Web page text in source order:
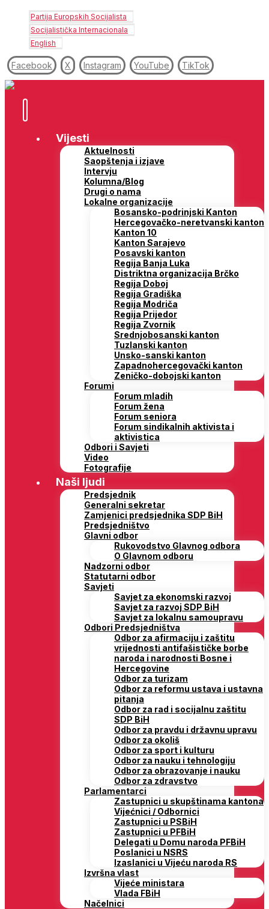
Partija Europskih Socijalista
Socijalistička Internacionala
English
Facebook X Instagram YouTube TikTok
Vijesti
Aktuelnosti
Saopštenja i izjave
Intervju
Kolumna/Blog
Drugi o nama
Lokalne organizacije
Bosansko-podrinjski Kanton
Hercegovačko-neretvanski kanton
Kanton 10
Kanton Sarajevo
Posavski kanton
Regija Banja Luka
Distriktna organizacija Brčko
Regija Doboj
Regija Gradiška
Regija Modriča
Regija Prijedor
Regija Zvornik
Srednjobosanski kanton
Tuzlanski kanton
Unsko-sanski kanton
Zapadnohercegovački kanton
Zeničko-dobojski kanton
Forumi
Forum mladih
Forum žena
Forum seniora
Forum sindikalnih aktivista i
aktivistica
Odbori i Savjeti
Video
Fotografije
Naši ljudi
Predsjednik
Generalni sekretar
Zamjenici predsjednika SDP BiH
Predsjedništvo
Glavni odbor
Rukovodstvo Glavnog odbora
O Glavnom odboru
Nadzorni odbor
Statutarni odbor
Savjeti
Savjet za ekonomski razvoj
Savjet za razvoj SDP BiH
Savjet za lokalnu samoupravu
Odbori Predsjedništva
Odbor za afirmaciju i zaštitu
vrijednosti antifašističke borbe
naroda i narodnosti Bosne i
Hercegovine
Odbor za turizam
Odbor za reformu ustava i ustavna
pitanja
Odbor za rad i socijalnu zaštitu
SDP BiH
Odbor za pravdu i državnu upravu
Odbor za okoliš
Odbor za sport i kulturu
Odbor za nauku i tehnologiju
Odbor za obrazovanje i nauku
Odbor za zdravstvo
Parlamentarci
Zastupnici u skupštinama kantona
Vijećnici / Odbornici
Zastupnici u PSBiH
Zastupnici u PFBiH
Delegati u Domu naroda PFBiH
Poslanici u NSRS
Izaslanici u Vijeću naroda RS
Izvršna vlast
Vijeće ministara
Vlada FBiH
Načelnici